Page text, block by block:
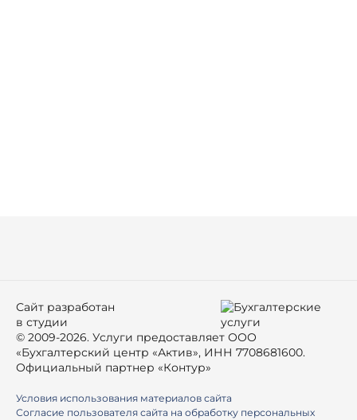
© 2009-2026. Услуги предоставляет ООО
«Бухгалтерский центр «Актив», ИНН 7708681600.
Официальный партнер «Контур»
Сайт разработан
в студии
Условия использования материалов сайта
Согласие пользователя сайта на обработку персональных